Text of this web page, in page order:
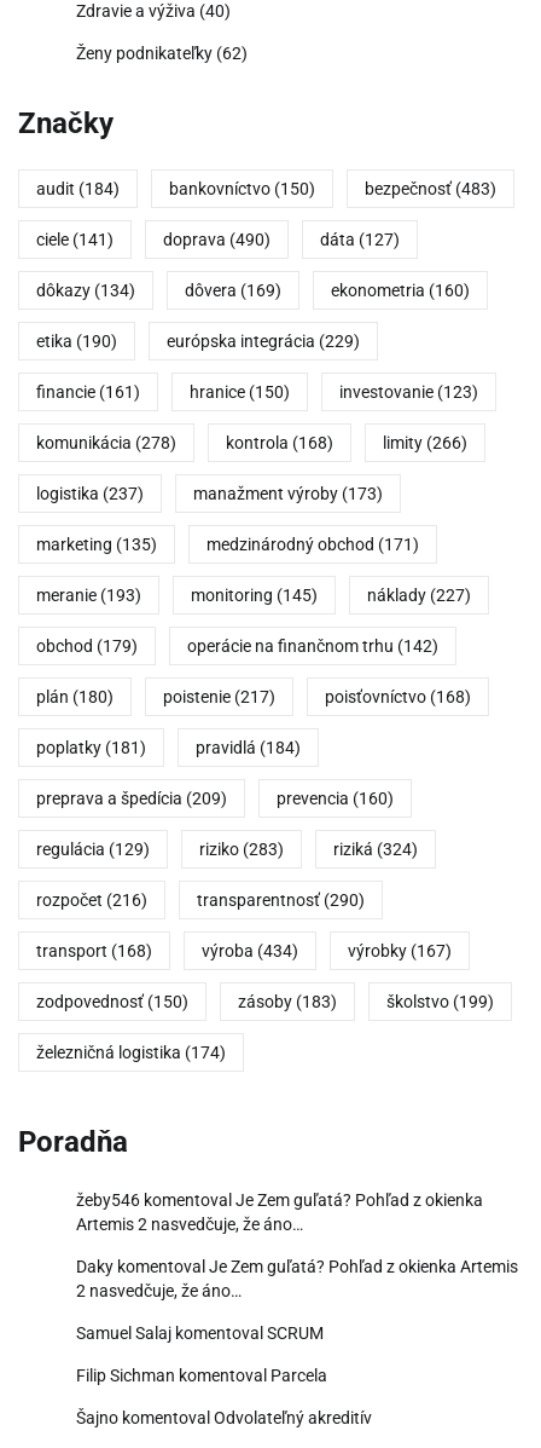
Zdravie a výživa (40)
Ženy podnikateľky (62)
Značky
audit (184) bankovníctvo (150) bezpečnosť (483)
ciele (141) doprava (490) dáta (127)
dôkazy (134) dôvera (169) ekonometria (160)
etika (190) európska integrácia (229)
financie (161) hranice (150) investovanie (123)
komunikácia (278) kontrola (168) limity (266)
logistika (237) manažment výroby (173)
marketing (135) medzinárodný obchod (171)
meranie (193) monitoring (145) náklady (227)
obchod (179) operácie na finančnom trhu (142)
plán (180) poistenie (217) poisťovníctvo (168)
poplatky (181) pravidlá (184)
preprava a špedícia (209) prevencia (160)
regulácia (129) riziko (283) riziká (324)
rozpočet (216) transparentnosť (290)
transport (168) výroba (434) výrobky (167)
zodpovednosť (150) zásoby (183) školstvo (199)
železničná logistika (174)
Poradňa
žeby546 komentoval Je Zem guľatá? Pohľad z okienka
Artemis 2 nasvedčuje, že áno…
Daky komentoval Je Zem guľatá? Pohľad z okienka Artemis
2 nasvedčuje, že áno…
Samuel Salaj komentoval SCRUM
Filip Sichman komentoval Parcela
Šajno komentoval Odvolateľný akreditív